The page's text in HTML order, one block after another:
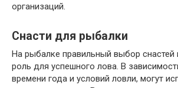
организаций.
Снасти для рыбалки
На рыбалке правильный выбор снастей
роль для успешного лова. В
времени года и условий ловли, могут